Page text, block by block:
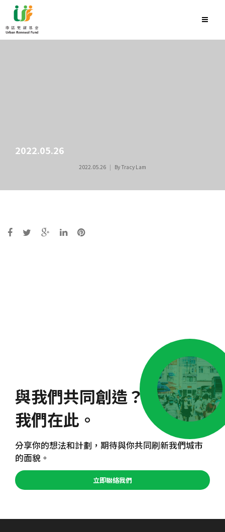
2022.05.26
2022.05.26 ByTracy Lam
與我們共同創造？
我們在此。
分享你的想法和計劃，期待與你共同刷新我們城市
的面貌。
立即聯絡我們